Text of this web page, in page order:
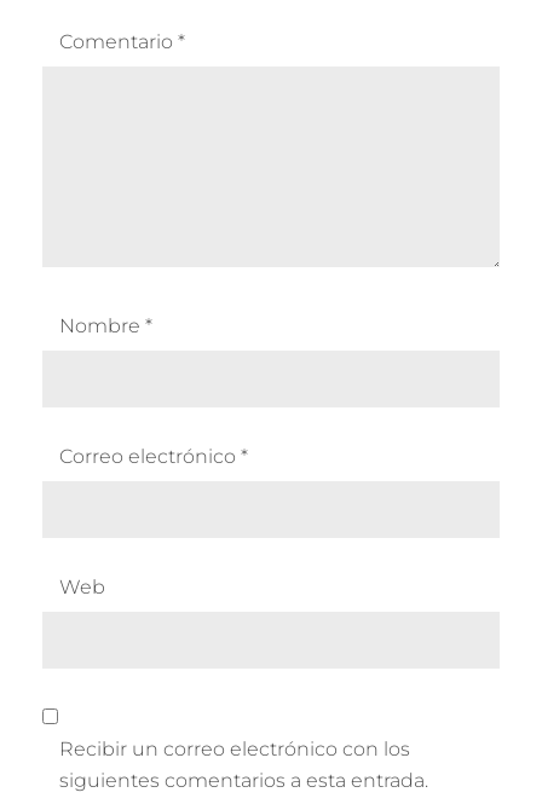
Comentario *
Nombre *
Correo electrónico *
Web
Recibir un correo electrónico con los
siguientes comentarios a esta entrada.